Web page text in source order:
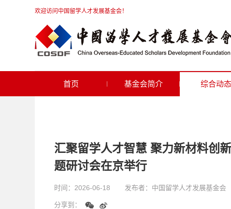
欢迎访问中国留学人才发展基金会！
首页 基金会简介 综合动态
汇聚留学人才智慧 聚力新材料创
题研讨会在京举行
时间： 2026-06-18 发布者： 中国留学人才发展基金会
分享到：